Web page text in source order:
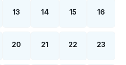
13 14 15 16
20 21 22 23